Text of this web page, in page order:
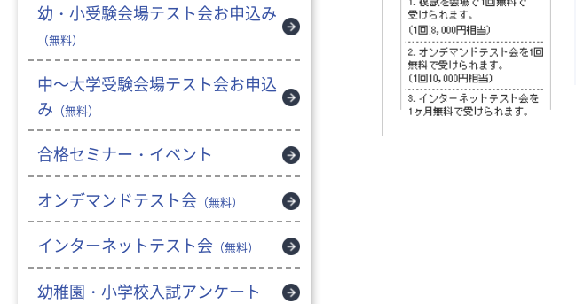
幼・小受験会場テスト会お申込み
（無料）
中～大学受験会場テスト会お申込
み （無料）
合格セミナー・イベント
オンデマンドテスト会 （無料）
インターネットテスト会 （無料）
幼稚園・小学校入試アンケート